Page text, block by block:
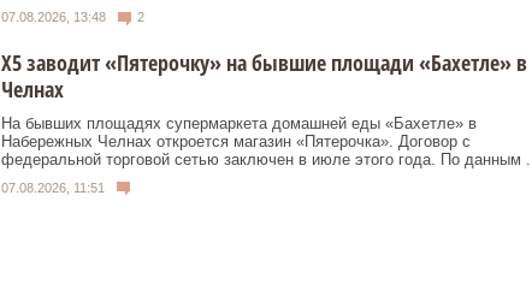
07.08.2026, 13:48 2
Х5 заводит «Пятерочку» на бывшие площади «Бахетле» в
Челнах
На бывших площадях супермаркета домашней еды «Бахетле» в
Набережных Челнах откроется магазин «Пятерочка». Договор с
федеральной торговой сетью заключен в июле этого года. По данным ...
07.08.2026, 11:51